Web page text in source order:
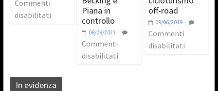
Commenti
disabilitati
Piana in
controllo
08/09/2023
Commenti
disabilitati
off-road
09/06/2019
Commenti
disabilitati
In evidenza